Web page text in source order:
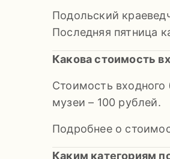
Подольский
Последняя пятница
Какова стоимость
Стоимость входного
музеи – 100 рублей.
Подробнее о
Каким категориям